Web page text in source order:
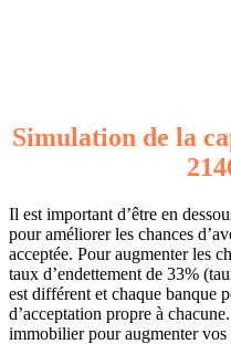
Simulation de la
Il est important d’être en
pour améliorer les chances
acceptée. Pour augmenter les
taux d’endettement de 33%
est différent et chaque banque
d’acceptation propre à
immobilier pour augmenter vos